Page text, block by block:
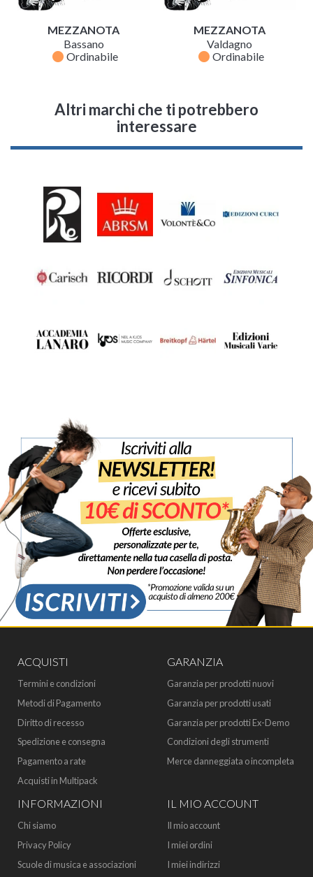
MEZZANOTA
Bassano
fiber_manual_record Ordinabile
MEZZANOTA
Valdagno
fiber_manual_record Ordinabile
Altri marchi che ti potrebbero
interessare
ACQUISTI
Termini e condizioni
Metodi di Pagamento
Diritto di recesso
Spedizione e consegna
Pagamento a rate
Acquisti in Multipack
GARANZIA
Garanzia per prodotti nuovi
Garanzia per prodotti usati
Garanzia per prodotti Ex-Demo
Condizioni degli strumenti
Merce danneggiata o incompleta
INFORMAZIONI
Chi siamo
Privacy Policy
Scuole di musica e associazioni
IL MIO ACCOUNT
Il mio account
I miei ordini
I miei indirizzi